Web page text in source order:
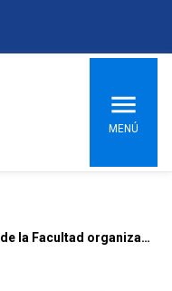
MENÚ
Profesores de la Facultad organizan paneles en KHIPU, el mayor encuentro de IA en Latinoamérica